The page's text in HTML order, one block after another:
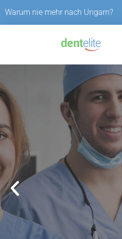
content
Warum nie mehr nach Ungarn?